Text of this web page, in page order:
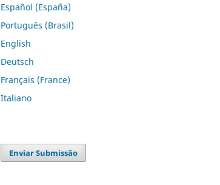
Español (España)
Português (Brasil)
English
Deutsch
Français (France)
Italiano
Enviar Submissão